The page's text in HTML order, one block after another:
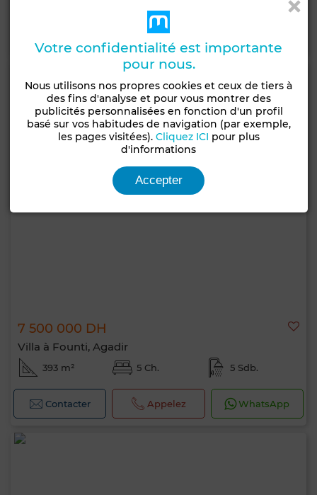
Appelez
7 500 000 DH
Villa à Founti, Agadir
393 m² 5 Ch. 5 Sdb.
Contacter Appelez WhatsApp
Votre confidentialité est importante
pour nous.
Nous utilisons nos propres cookies et ceux de tiers à
des fins d'analyse et pour vous montrer des
publicités personnalisées en fonction d'un profil
basé sur vos habitudes de navigation (par exemple,
les pages visitées). Cliquez ICI pour plus
d'informations
Accepter